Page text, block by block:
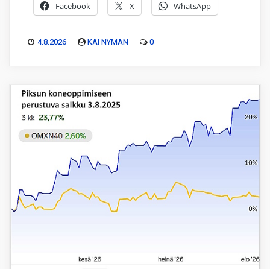
Facebook X WhatsApp
4.8.2026 KAI NYMAN 0